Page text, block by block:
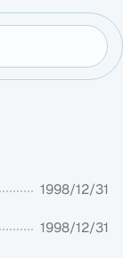
1998/12/31
1998/12/31